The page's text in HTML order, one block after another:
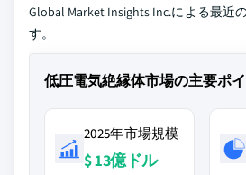
Global Market Insights Inc.による最近
す。
低圧電気絶縁体市場の主要ポ
2025年市場規模
$ 13億ドル